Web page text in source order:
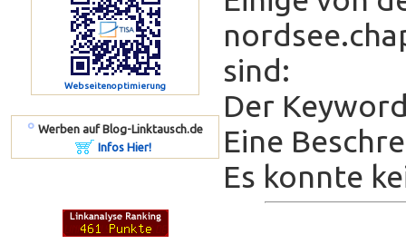
Webseitenoptimierung
º Werben auf Blog-Linktausch.de
Infos Hier!
sind:
Der
Eine
Es konnte